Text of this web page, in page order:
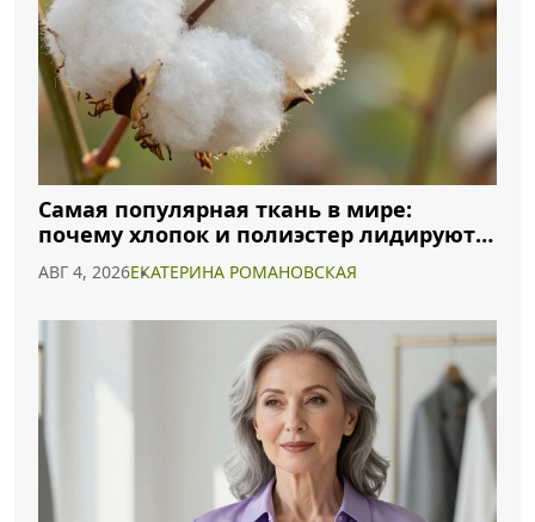
Самая популярная ткань в мире:
почему хлопок и полиэстер лидируют в
2026 году
АВГ 4, 2026ЕКАТЕРИНА РОМАНОВСКАЯ